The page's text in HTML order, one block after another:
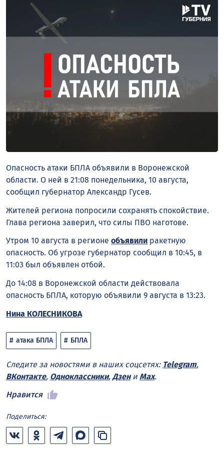
Опасность атаки БПЛА объявили в Воронежской
области. О ней в 21:08 понедельника, 10 августа,
сообщил губернатор Александр Гусев.
Жителей региона попросили сохранять спокойствие.
Глава региона заверил, что силы ПВО наготове.
Утром 10 августа в регионе объявили ракетную
опасность. Об угрозе губернатор сообщил в 10:45, в
11:03 был объявлен отбой.
До 14:08 в Воронежской области действовала
опасность БПЛА, которую объявили 9 августа в 13:23.
Нина КОЛЕСНИКОВА
атака БПЛА БПЛА
Следите за новостями в наших соцсетях: Telegram,
ВКонтакте, Одноклассники, Дзени Max.
Нравится
Поделиться: